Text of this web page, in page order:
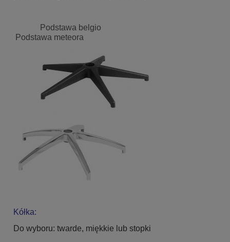
Podstawa belgio
Podstawa meteora
Kółka:
Do wyboru: twarde, miękkie lub stopki